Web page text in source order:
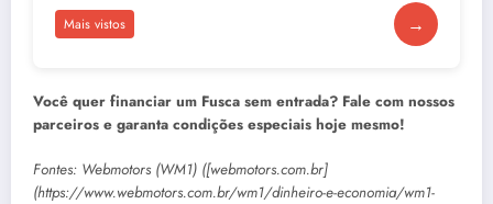
Mais vistos →
Você quer financiar um Fusca sem entrada? Fale com nossos
parceiros e garanta condições especiais hoje mesmo!
Fontes: Webmotors (WM1) ([webmotors.com.br]
(https://www.webmotors.com.br/wm1/dinheiro-e-economia/wm1-